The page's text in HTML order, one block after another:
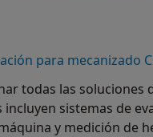
para mecanizado
todas las
sistemas de
y medición